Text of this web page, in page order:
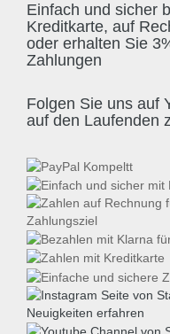
Einfach und sicher
Kreditkarte, auf
oder erhalten Sie
Zahlungen
Folgen Sie uns auf
auf den Laufenden